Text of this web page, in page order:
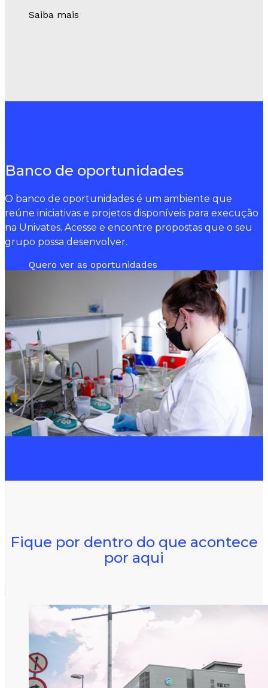
Saiba mais
Banco de oportunidades
O banco de oportunidades é um ambiente que
reúne iniciativas e projetos disponíveis para execução
na Univates. Acesse e encontre propostas que o seu
grupo possa desenvolver.
Quero ver as oportunidades
Fique por dentro do que acontece
por aqui